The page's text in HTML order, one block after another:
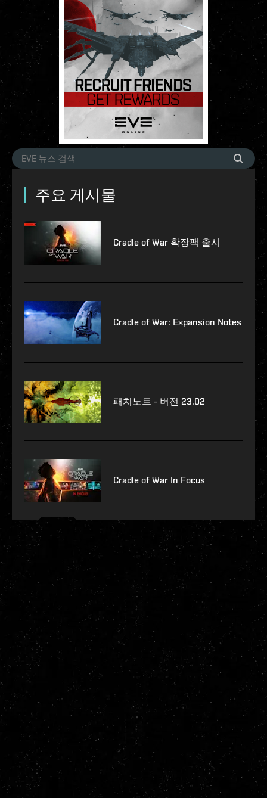
주요 게시물
Cradle of War 확장팩 출시
Cradle of War: Expansion Notes
패치노트 - 버전 23.02
Cradle of War In Focus